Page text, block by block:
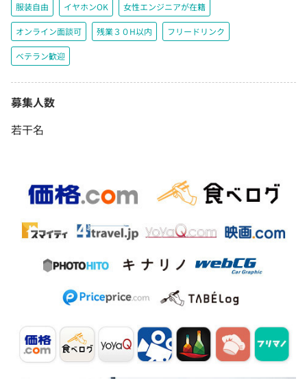
服装自由 イヤホンOK 女性エンジニアが在籍
オンライン面談可 残業３０H以内 フリードリンク
ベテラン歓迎
募集人数
若干名